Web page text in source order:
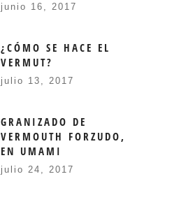
junio 16, 2017
¿CÓMO SE HACE EL
VERMUT?
julio 13, 2017
GRANIZADO DE
VERMOUTH FORZUDO,
EN UMAMI
julio 24, 2017